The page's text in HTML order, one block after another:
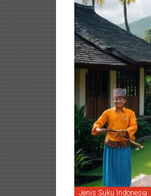
Jenis Suku Indonesia